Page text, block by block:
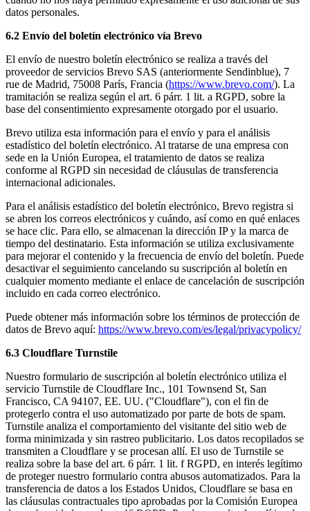
datos personales.
6.2 Envío del boletín electrónico vía Brevo
El envío de nuestro boletín electrónico se realiza a través del
proveedor de servicios Brevo SAS (anteriormente Sendinblue), 7
rue de Madrid, 75008 París, Francia (https://www.brevo.com/). La
tramitación se realiza según el art. 6 párr. 1 lit. a RGPD, sobre la
base del consentimiento expresamente otorgado por el usuario.
Brevo utiliza esta información para el envío y para el análisis
estadístico del boletín electrónico. Al tratarse de una empresa con
sede en la Unión Europea, el tratamiento de datos se realiza
conforme al RGPD sin necesidad de cláusulas de transferencia
internacional adicionales.
Para el análisis estadístico del boletín electrónico, Brevo registra si
se abren los correos electrónicos y cuándo, así como en qué enlaces
se hace clic. Para ello, se almacenan la dirección IP y la marca de
tiempo del destinatario. Esta información se utiliza exclusivamente
para mejorar el contenido y la frecuencia de envío del boletín. Puede
desactivar el seguimiento cancelando su suscripción al boletín en
cualquier momento mediante el enlace de cancelación de suscripción
incluido en cada correo electrónico.
Puede obtener más información sobre los términos de protección de
datos de Brevo aquí: https://www.brevo.com/es/legal/privacypolicy/
6.3 Cloudflare Turnstile
Nuestro formulario de suscripción al boletín electrónico utiliza el
servicio Turnstile de Cloudflare Inc., 101 Townsend St, San
Francisco, CA 94107, EE. UU. ("Cloudflare"), con el fin de
protegerlo contra el uso automatizado por parte de bots de spam.
Turnstile analiza el comportamiento del visitante del sitio web de
forma minimizada y sin rastreo publicitario. Los datos recopilados se
transmiten a Cloudflare y se procesan allí. El uso de Turnstile se
realiza sobre la base del art. 6 párr. 1 lit. f RGPD, en interés legítimo
de proteger nuestro formulario contra abusos automatizados. Para la
transferencia de datos a los Estados Unidos, Cloudflare se basa en
las cláusulas contractuales tipo aprobadas por la Comisión Europea